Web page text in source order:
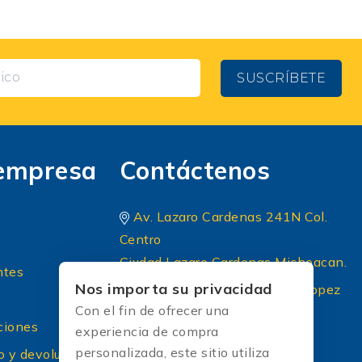
SUSCRÍBETE
y devoluciones
Contáctenos
Av. Lazaro Cardenas 241N Col.
Centro
Ciudad Lazaro Cardenas Michoacan.
Periferico Sur 8 A Principal lopez
portillo colonia: El briseño CP
45236 Zapopan Jalisco
Nos importa su privacidad
Con el fin de ofrecer una
experiencia de compra
personalizada, este sitio utiliza